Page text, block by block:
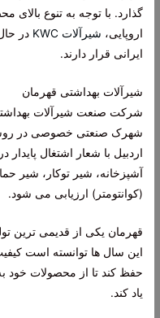
گذارد. با توجه به تنوع بالای
اروپایی، شیرآلات KWC
در
ایرانی قرار دارند.
شیرآلات بهداشتی قهرمان
شرکت صنعت شیرآلات
شهرک صنعتی خصوصی در
اردبیل با شعار اشتغال
آشپزخانه، شیر توکار، شیر
(کوانتومتر) ارزیابی می شود.
قهرمان یکی از قدیمی ترین
این سال ها توانسته است
حفظ کند تا از محصولات خود
یاد کند.